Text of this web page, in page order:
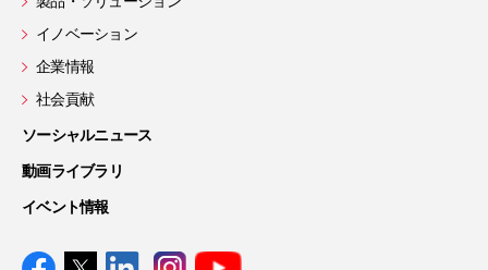
イノベーション
企業情報
社会貢献
ソーシャルニュース
動画ライブラリ
イベント情報